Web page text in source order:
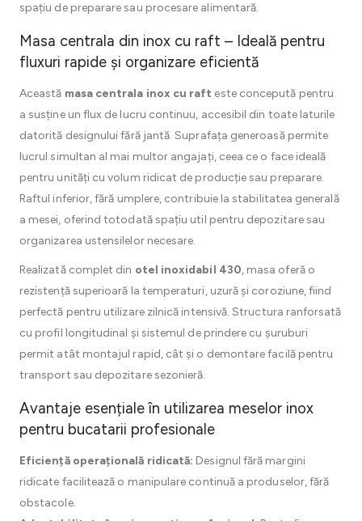
spațiu de preparare sau procesare alimentară.
Masa centrala din inox cu raft – Ideală pentru
fluxuri rapide și organizare eficientă
Această masa centrala inox cu raft este concepută pentru
a susține un flux de lucru continuu, accesibil din toate laturile
datorită designului fără jantă. Suprafața generoasă permite
lucrul simultan al mai multor angajați, ceea ce o face ideală
pentru unități cu volum ridicat de producție sau preparare.
Raftul inferior, fără umplere, contribuie la stabilitatea generală
a mesei, oferind totodată spațiu util pentru depozitare sau
organizarea ustensilelor necesare.
Realizată complet din otel inoxidabil 430, masa oferă o
rezistență superioară la temperaturi, uzură și coroziune, fiind
perfectă pentru utilizare zilnică intensivă. Structura ranforsată
cu profil longitudinal și sistemul de prindere cu șuruburi
permit atât montajul rapid, cât și o demontare facilă pentru
transport sau depozitare sezonieră.
Avantaje esențiale în utilizarea meselor inox
pentru bucatarii profesionale
Eficiență operațională ridicată: Designul fără margini
ridicate facilitează o manipulare continuă a produselor, fără
obstacole.